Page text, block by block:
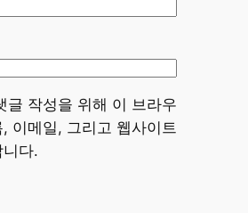
글 작성을 위해 이 브라우
이메일, 그리고 웹사이트
다.